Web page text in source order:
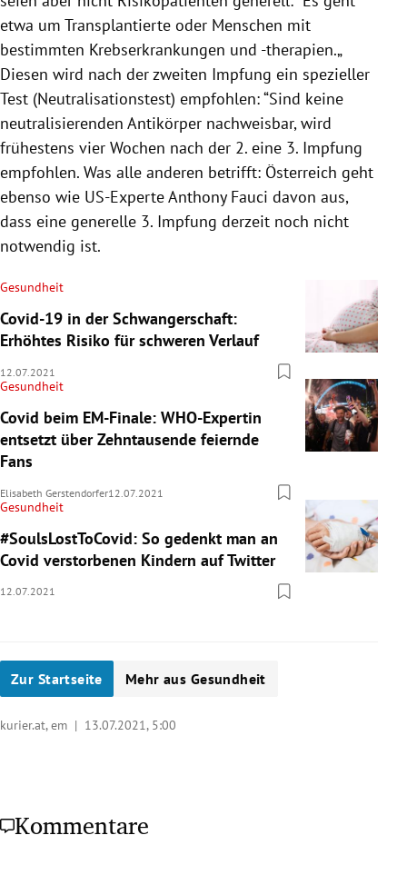
etwa um Transplantierte oder Menschen mit
bestimmten Krebserkrankungen und -therapien.„
Diesen wird nach der zweiten Impfung ein spezieller
Test (Neutralisationstest) empfohlen: “Sind keine
neutralisierenden Antikörper nachweisbar, wird
frühestens vier Wochen nach der 2. eine 3. Impfung
empfohlen. Was alle anderen betrifft: Österreich geht
ebenso wie US-Experte Anthony Fauci davon aus,
dass eine generelle 3. Impfung derzeit noch nicht
notwendig ist.
Gesundheit
Covid-19 in der Schwangerschaft:
Erhöhtes Risiko für schweren Verlauf
12.07.2021
Gesundheit
Covid beim EM-Finale: WHO-Expertin
entsetzt über Zehntausende feiernde
Fans
Elisabeth Gerstendorfer12.07.2021
Gesundheit
#SoulsLostToCovid: So gedenkt man an
Covid verstorbenen Kindern auf Twitter
12.07.2021
Zur Startseite Mehr aus Gesundheit
kurier.at, em | 13.07.2021, 5:00
Kommentare